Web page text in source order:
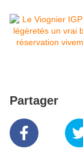
Partager